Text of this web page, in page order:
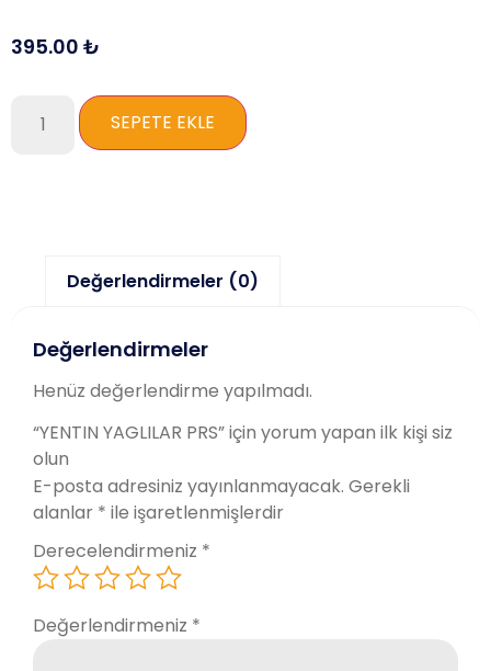
395.00 ₺
SEPETE EKLE
Değerlendirmeler (0)
Değerlendirmeler
Henüz değerlendirme yapılmadı.
“YENTIN YAGLILAR PRS” için yorum yapan ilk kişi siz
olun
E-posta adresiniz yayınlanmayacak. Gerekli
alanlar * ile işaretlenmişlerdir
Derecelendirmeniz *
Değerlendirmeniz *